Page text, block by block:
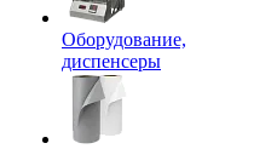
Оборудование,
диспенсеры